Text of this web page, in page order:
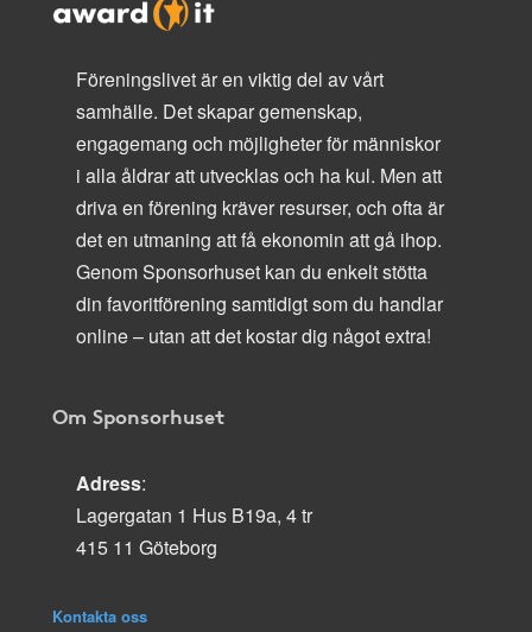
Föreningslivet är en viktig del av vårt
samhälle. Det skapar gemenskap,
engagemang och möjligheter för människor
i alla åldrar att utvecklas och ha kul. Men att
driva en förening kräver resurser, och ofta är
det en utmaning att få ekonomin att gå ihop.
Genom Sponsorhuset kan du enkelt stötta
din favoritförening samtidigt som du handlar
online – utan att det kostar dig något extra!
Om Sponsorhuset
Adress:
Lagergatan 1 Hus B19a, 4 tr
415 11 Göteborg
Kontakta oss